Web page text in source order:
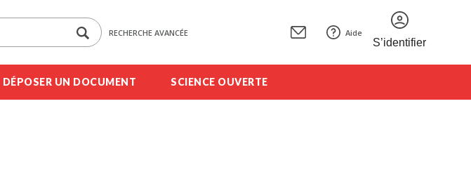
RECHERCHE AVANCÉE Aide
S’identifier
DÉPOSER UN DOCUMENT SCIENCE OUVERTE